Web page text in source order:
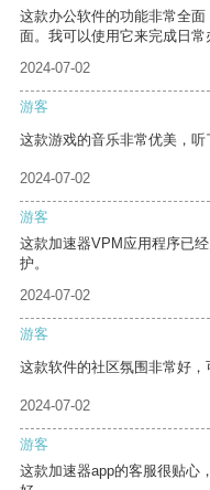
这款办公软件的功能非常全
面。我可以使用它来完成日常
2024-07-02
游客
这款游戏的音乐非常优美，听
2024-07-02
游客
这款加速器VPM应用程序已
护。
2024-07-02
游客
这款软件的社区氛围非常好，
2024-07-02
游客
这款加速器app的客服很贴心